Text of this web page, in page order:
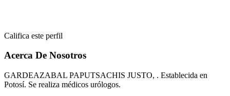
Califica este perfil
Acerca De Nosotros
GARDEAZABAL PAPUTSACHIS JUSTO, . Establecida en
Potosí. Se realiza médicos urólogos.